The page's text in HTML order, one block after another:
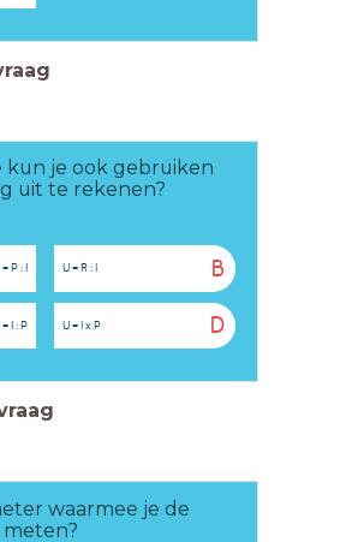
je ook gebruiken
uit te rekenen?
P : I B
U = R : I
= I : P D
U = I x P
waarmee je de